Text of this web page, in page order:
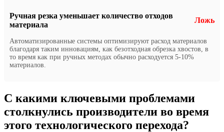
Ручная резка уменьшает количество отходов
материала
Ложь
Автоматизированные системы оптимизируют расход материалов
благодаря таким инновациям, как безотходная обрезка хвостов, в
то время как при ручных методах обычно расходуется 5-10%
материалов.
С какими ключевыми проблемами
столкнулись производители во время
этого технологического перехода?